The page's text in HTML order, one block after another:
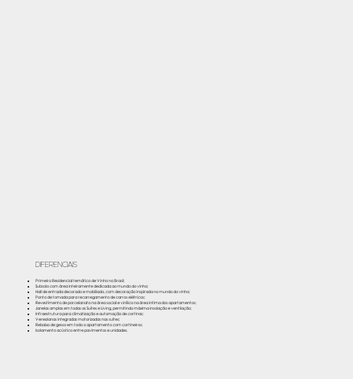
DIFERENCIAIS
Primeiro Residencial temático de Vinho no Brasil;
Subsolo com área inteiramente dedicada ao mundo do vinho;
Hall de entrada decorado e mobiliado, com decoração inspirada no mundo do vinho;
Ponto de tomada para recarregamento de carros elétricos;
Revestimento de porcelanato na área social e vinílico na área intima dos apartamentos;
Janelas amplas em todas as Suítes e Living, permitindo máxima insolação e ventilação;
Infraestrutura para climatização e automação de cortinas;
Venezianas integradas motorizadas nas suítes;
Rebaixo de gesso em todo o apartamento com cortineiros;
Isolamento acústico entre pavimentos e unidades.